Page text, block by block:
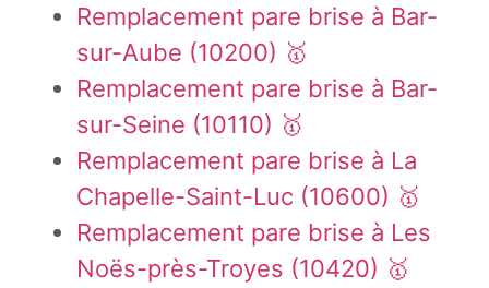
Remplacement pare brise à Bar-
sur-Aube (10200) 🥇
Remplacement pare brise à Bar-
sur-Seine (10110) 🥇
Remplacement pare brise à La
Chapelle-Saint-Luc (10600) 🥇
Remplacement pare brise à Les
Noës-près-Troyes (10420) 🥇